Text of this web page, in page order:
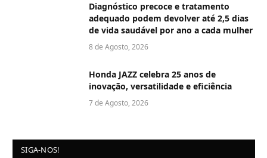
Diagnóstico precoce e tratamento
adequado podem devolver até 2,5 dias
de vida saudável por ano a cada mulher
8 de Agosto, 2026
Honda JAZZ celebra 25 anos de
inovação, versatilidade e eficiência
7 de Agosto, 2026
SIGA-NOS!